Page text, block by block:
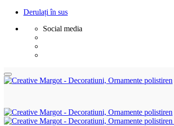
Derulați în sus
Social media
Sări
la